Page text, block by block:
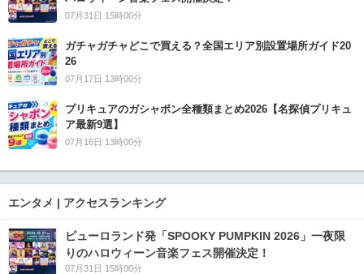
07月31日 15時00分
ガチャガチャどこで買える？全国エリア別設置場所ガイド20
26
07月17日 13時00分
プリキュアのガシャポン全種類まとめ2026【名探偵プリキュ
ア最新9選】
07月16日 13時00分
エンタメ | アクセスランキング
ピューロランド発「SPOOKY PUMPKIN 2026」一夜限
りのハロウィーン音楽フェス開催決定！
07月31日 15時00分